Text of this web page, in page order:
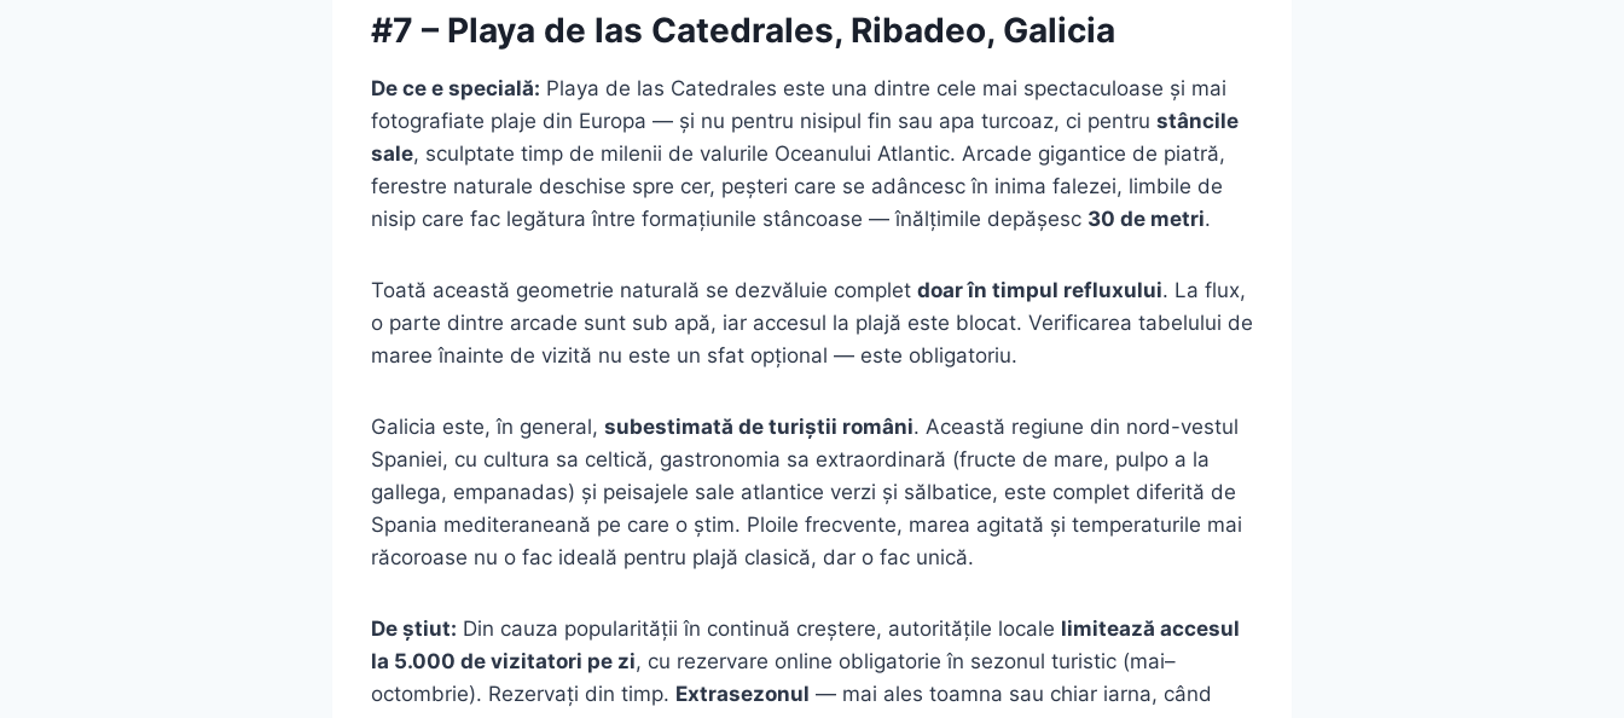
#7 – Playa de las Catedrales, Ribadeo, Galicia
De ce e specială: Playa de las Catedrales este una dintre cele mai spectaculoase și mai
fotografiate plaje din Europa — și nu pentru nisipul fin sau apa turcoaz, ci pentru stâncile
sale, sculptate timp de milenii de valurile Oceanului Atlantic. Arcade gigantice de piatră,
ferestre naturale deschise spre cer, peșteri care se adâncesc în inima falezei, limbile de
nisip care fac legătura între formațiunile stâncoase — înălțimile depășesc 30 de metri.
Toată această geometrie naturală se dezvăluie complet doar în timpul refluxului. La flux,
o parte dintre arcade sunt sub apă, iar accesul la plajă este blocat. Verificarea tabelului de
maree înainte de vizită nu este un sfat opțional — este obligatoriu.
Galicia este, în general, subestimată de turiștii români. Această regiune din nord-vestul
Spaniei, cu cultura sa celtică, gastronomia sa extraordinară (fructe de mare, pulpo a la
gallega, empanadas) și peisajele sale atlantice verzi și sălbatice, este complet diferită de
Spania mediteraneană pe care o știm. Ploile frecvente, marea agitată și temperaturile mai
răcoroase nu o fac ideală pentru plajă clasică, dar o fac unică.
De știut: Din cauza popularității în continuă creștere, autoritățile locale limitează accesul
la 5.000 de vizitatori pe zi, cu rezervare online obligatorie în sezonul turistic (mai–
octombrie). Rezervați din timp. Extrasezonul — mai ales toamna sau chiar iarna, când